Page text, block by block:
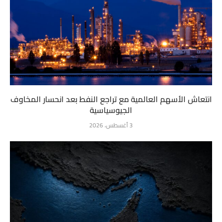
انتعاش الأسهم العالمية مع تراجع النفط بعد انحسار المخاوف
الجيوسياسية
3 أغسطس، 2026